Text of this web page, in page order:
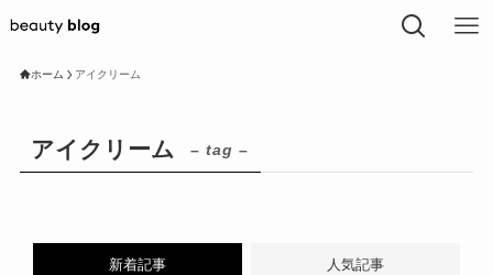
ホーム アイクリーム
アイクリーム – tag –
新着記事 人気記事